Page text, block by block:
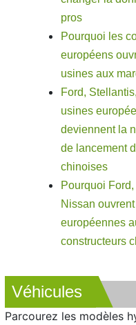
pros
Pourquoi les
européens
usines aux
Ford,
usines
deviennent la
de lancement
chinoises
Pourquoi
Nissan
européennes
constructeurs
Véhicules
Parcourez les modèles